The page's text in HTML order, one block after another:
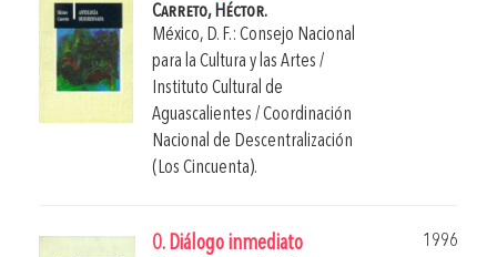
Carreto, Héctor.
México, D. F.: Consejo Nacional
para la Cultura y las Artes /
Instituto Cultural de
Aguascalientes / Coordinación
Nacional de Descentralización
(Los Cincuenta).
0. Diálogo inmediato
1996